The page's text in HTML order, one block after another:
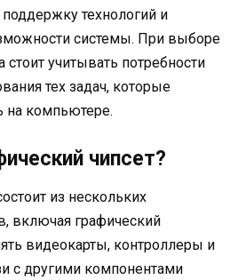
технологий и
системы. При выборе
стоит учитывать потребности
тех задач, которые
на компьютере.
чипсет?
из нескольких
включая графический
видеокарты, контроллеры и
с другими компонентами